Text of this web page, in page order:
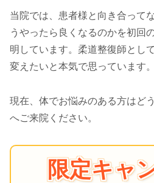
当院では、患者様と向き合って
うやったら良くなるのかを初回
明しています。柔道整復師とし
変えたいと本気で思っています。
現在、体でお悩みのある方はど
へご来院ください。
限定キャ